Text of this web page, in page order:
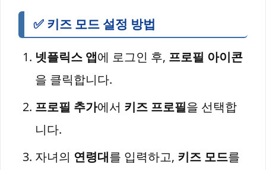
✅ 키즈 모드 설정 방법
넷플릭스 앱에 로그인 후, 프로필 아이콘
을 클릭합니다.
프로필 추가에서 키즈 프로필을 선택합
니다.
자녀의 연령대를 입력하고, 키즈 모드를